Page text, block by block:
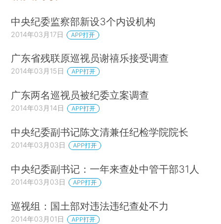
中央纪委监察部新设3个内设机构
2014年03月17日 APP打开
广东省残联原巡视员谢禧乐接受调查
2014年03月15日 APP打开
广东两名巡视员被纪委立案调查
2014年03月14日 APP打开
中央纪委副书记陈文清兼任纪检学院院长
2014年03月03日 APP打开
中央纪委副书记：一年来查处中管干部31人
2014年03月03日 APP打开
巡视组：国土部对违法违纪查处不力
2014年03月01日 APP打开